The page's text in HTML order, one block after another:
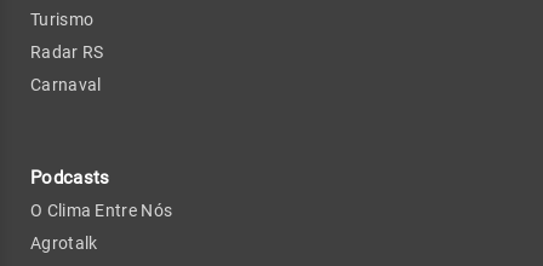
Turismo
Radar RS
Carnaval
Podcasts
O Clima Entre Nós
Agrotalk